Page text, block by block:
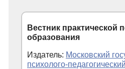
Вестник практической
образования
Издатель: Московский
психолого-